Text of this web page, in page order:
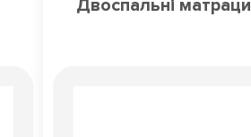
Двоспальні матраци